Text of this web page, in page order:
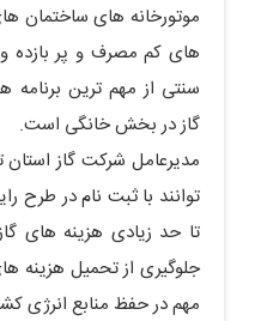
موتورخانه های ساختمان
های کم مصرف و پر بازده
سنتی از مهم ترین
گاز در بخش خانگی است.
مدیرعامل شرکت گاز
توانند با ثبت نام در طرح
تا حد زیادی هزینه های
جلوگیری از تحمیل هزینه
مهم در حفظ منابع انرژی